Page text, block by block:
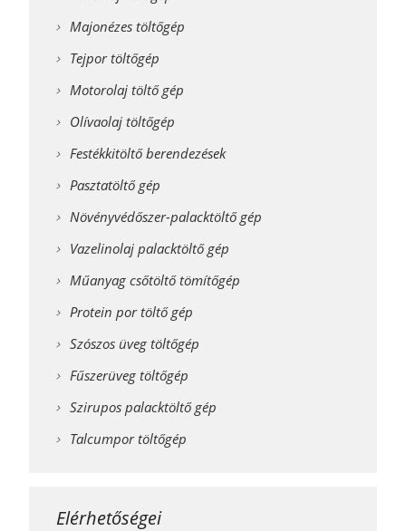
Majonézes töltőgép
Tejpor töltőgép
Motorolaj töltő gép
Olívaolaj töltőgép
Festékkitöltő berendezések
Pasztatöltő gép
Növényvédőszer-palacktöltő gép
Vazelinolaj palacktöltő gép
Műanyag csőtöltő tömítőgép
Protein por töltő gép
Szószos üveg töltőgép
Fűszerüveg töltőgép
Szirupos palacktöltő gép
Talcumpor töltőgép
Elérhetőségei